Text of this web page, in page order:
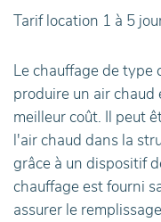
Tarif location 1 à 5
Le chauffage de type
produire un air chaud
meilleur coût. Il peut
l'air chaud dans la
grâce à un dispositif
chauffage est fourni
assurer le